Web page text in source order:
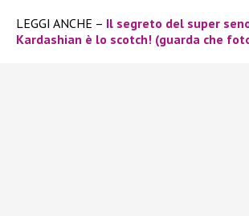
LEGGI ANCHE – Il segreto del super
Kardashian è lo scotch! (guarda che